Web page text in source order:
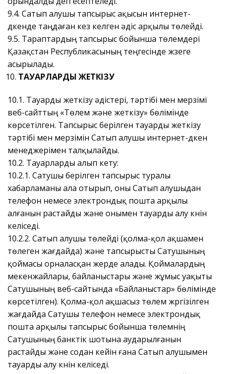
9.4. Сатып алушы тапсырыс ақысын интернет-
дүкенде таңдаған кез келген әдіс арқылы төлейді.
9.5. Тараптардың тапсырыс бойынша төлемдері
Қазақстан Республикасының теңгесінде жүзеге
асырылады.
ТАУАРЛАРДЫ ЖЕТКІЗУ
10.1. Тауарды жеткізу әдістері, тәртібі мен мерзімі
веб-сайттың «Төлем және жеткізу» бөлімінде
көрсетілген. Тапсырыс берілген тауарды жеткізу
тәртібі мен мерзімін Сатып алушы интернет-дүкен
менеджерімен талқылайды.
10.2. Тауарларды алып кету:
10.2.1. Сатушы берілген тапсырыс туралы
хабарламаны ала отырып, оны Сатып алушыдан
телефон немесе электрондық пошта арқылы
алғанын растайды және онымен тауарды алу күнін
келіседі.
10.2.2. Сатып алушы төлейді (қолма-қол ақшамен
төлеген жағдайда) және тапсырысты Сатушының
қоймасы орналасқан жерде алады. Қоймалардың
мекенжайлары, байланыстары және жұмыс уақыты
Сатушының веб-сайтында «Байланыстар» бөлімінде
көрсетілген). Қолма-қол ақшасыз төлем жүргізілген
жағдайда Сатушы телефон немесе электрондық
пошта арқылы тапсырыс бойынша төлемнің
Сатушының банктік шотына аударылғанын
растайды және содан кейін ғана Сатып алушымен
тауарды алу күнін келіседі.